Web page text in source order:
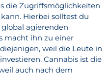
die Zugriffsmöglichkeiten
Hierbei solltest du
agierenden
macht ihn zu einer
weil die Leute in
Cannabis ist die
auch nach dem